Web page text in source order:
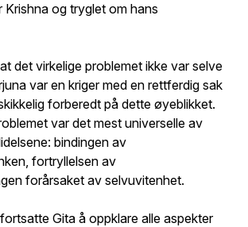
Krishna og tryglet om hans
det virkelige problemet ikke var selve
var en kriger med en rettferdig sak
forberedt på dette øyeblikket.
var det mest universelle av
bindingen av
fortryllelsen av
forårsaket av selvuvitenhet.
Gita å oppklare alle aspekter